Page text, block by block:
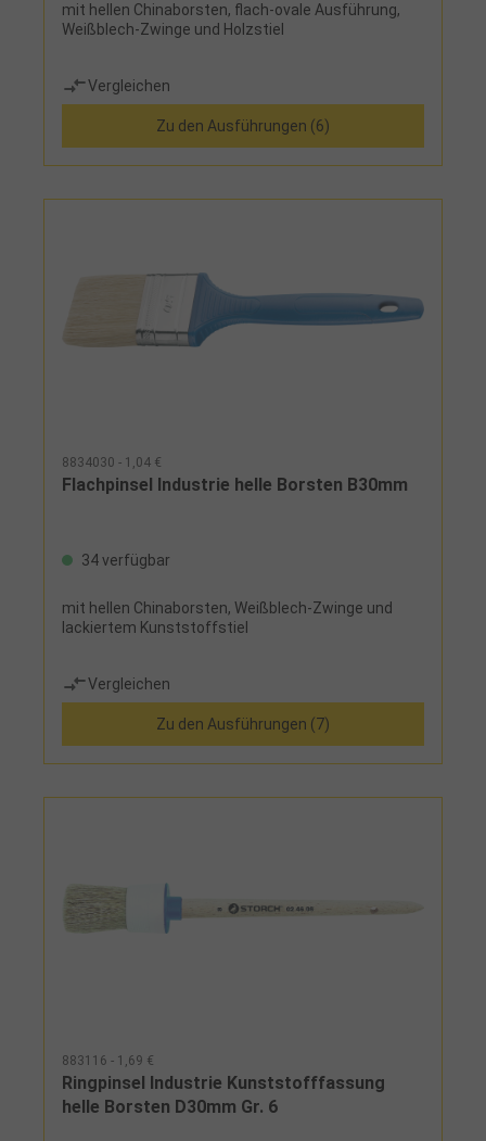
mit hellen Chinaborsten, flach-ovale Ausführung,
Weißblech-Zwinge und Holzstiel
Vergleichen
Zu den Ausführungen (6)
8834030 - 1,04 €
Flachpinsel Industrie helle Borsten B30mm
34 verfügbar
mit hellen Chinaborsten, Weißblech-Zwinge und
lackiertem Kunststoffstiel
Vergleichen
Zu den Ausführungen (7)
883116 - 1,69 €
Ringpinsel Industrie Kunststofffassung
helle Borsten D30mm Gr. 6